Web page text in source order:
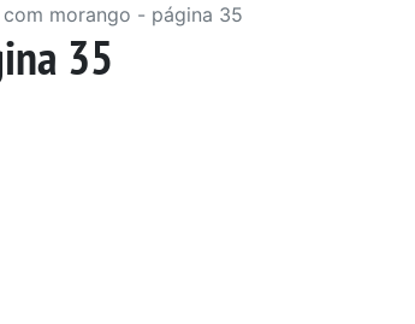
com morango - página 35
35